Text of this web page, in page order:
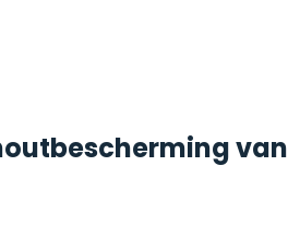
van